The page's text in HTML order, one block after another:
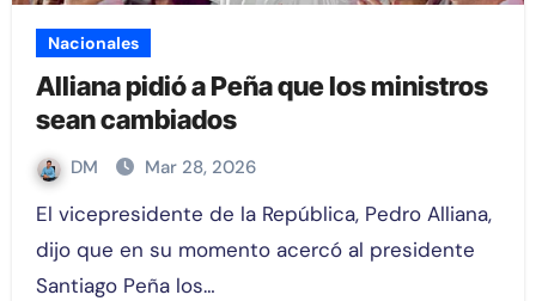
Nacionales
Alliana pidió a Peña que los ministros
sean cambiados
DM Mar 28, 2026
El vicepresidente de la República, Pedro Alliana,
dijo que en su momento acercó al presidente
Santiago Peña los…